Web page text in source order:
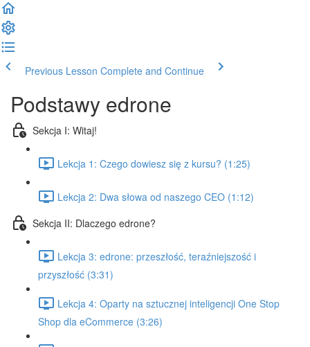
Previous Lesson Complete and Continue
Podstawy edrone
Sekcja I: Witaj!
Lekcja 1: Czego dowiesz się z kursu? (1:25)
Lekcja 2: Dwa słowa od naszego CEO (1:12)
Sekcja II: Dlaczego edrone?
Lekcja 3: edrone: przeszłość, teraźniejszość i
przyszłość (3:31)
Lekcja 4: Oparty na sztucznej inteligencji One Stop
Shop dla eCommerce (3:26)